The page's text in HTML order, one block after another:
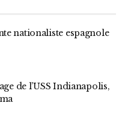
nationaliste espagnole
de l’USS Indianapolis,